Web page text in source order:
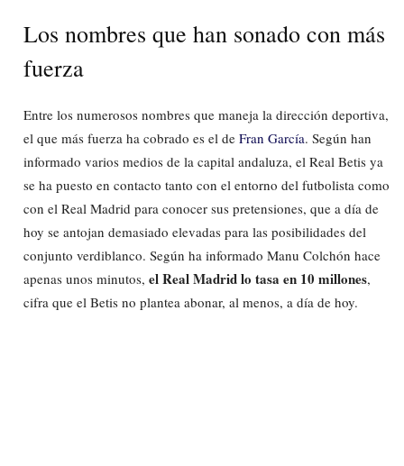
Los nombres que han sonado con más
fuerza
Entre los numerosos nombres que maneja la dirección deportiva,
el que más fuerza ha cobrado es el de Fran García. Según han
informado varios medios de la capital andaluza, el Real Betis ya
se ha puesto en contacto tanto con el entorno del futbolista como
con el Real Madrid para conocer sus pretensiones, que a día de
hoy se antojan demasiado elevadas para las posibilidades del
conjunto verdiblanco. Según ha informado Manu Colchón hace
apenas unos minutos, el Real Madrid lo tasa en 10 millones,
cifra que el Betis no plantea abonar, al menos, a día de hoy.